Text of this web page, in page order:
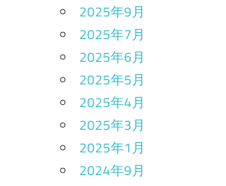
2025年9月
2025年7月
2025年6月
2025年5月
2025年4月
2025年3月
2025年1月
2024年9月